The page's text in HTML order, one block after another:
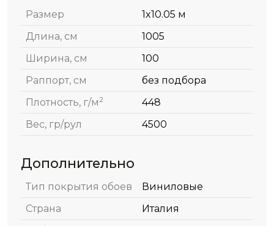
Размер
1x10.05 м
Длина, см
1005
Ширина, см
100
Раппорт, см
без подбора
Плотность, г/м2
448
Вес, гр/рул
4500
Дополнительно
Тип покрытия обоев
Виниловые
Страна
Италия